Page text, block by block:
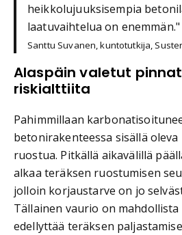
heikkolujuuksisempia
laatuvaihtelua on enemmän."
Santtu Suvanen, kuntotutkija,
Alaspäin valetut
riskialttiita
Pahimmillaan
betonirakenteessa sisällä
ruostua. Pitkällä aikavälillä
alkaa teräksen ruostumisen
jolloin korjaustarve on jo
Tällainen vaurio on
edellyttää teräksen